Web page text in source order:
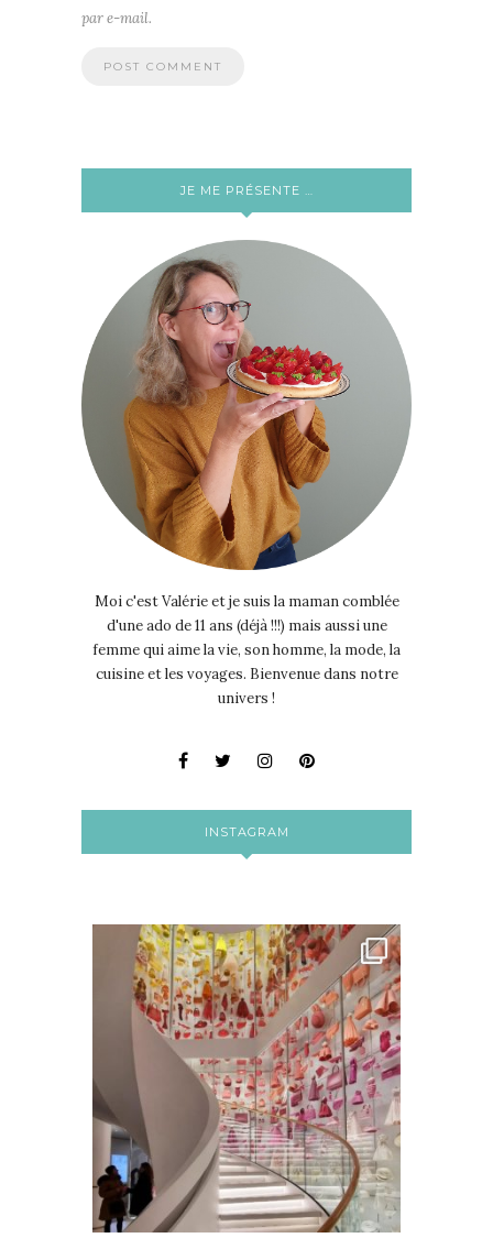
par e-mail.
JE ME PRÉSENTE …
Moi c'est Valérie et je suis la maman comblée
d'une ado de 11 ans (déjà !!!) mais aussi une
femme qui aime la vie, son homme, la mode, la
cuisine et les voyages. Bienvenue dans notre
univers !
INSTAGRAM